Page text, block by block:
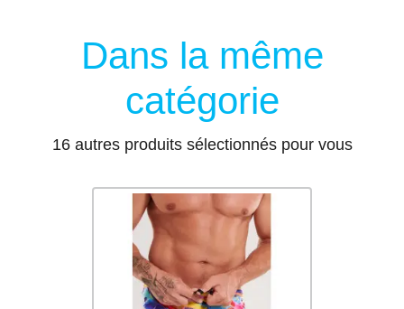
Dans la même
catégorie
16 autres produits sélectionnés pour vous